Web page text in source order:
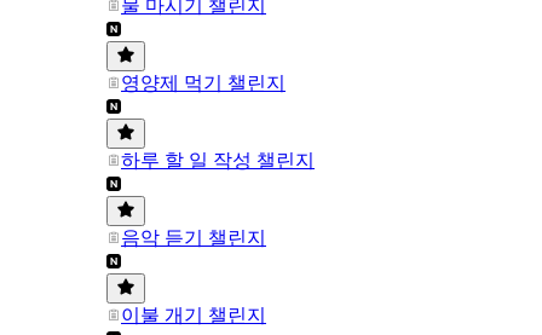
물 마시기 챌린지
영양제 먹기 챌린지
하루 할 일 작성 챌린지
음악 듣기 챌린지
이불 개기 챌린지